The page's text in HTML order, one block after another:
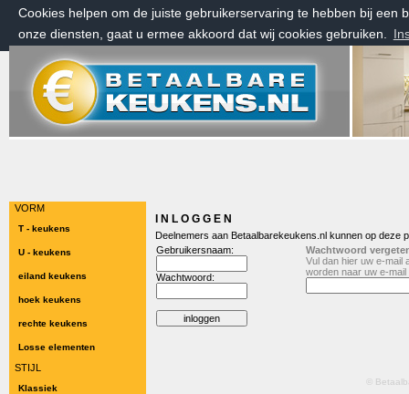
Cookies helpen om de juiste gebruikerservaring te hebben bij een
onze diensten, gaat u ermee akkoord dat wij cookies gebruiken.
donderdag 6 augustus 2026, 05:35 uur
Welkom bij Betaalbarekeukens.nl
VORM
T - keukens
U - keukens
eiland keukens
hoek keukens
rechte keukens
Losse elementen
STIJL
Klassiek
I N L O G G E N
Deelnemers aan Betaalbarekeukens.nl kunnen op deze
Gebruikersnaam:
Wachtwoord:
Wachtwoord
Vul dan hier uw e-mail
worden naar uw e-
©